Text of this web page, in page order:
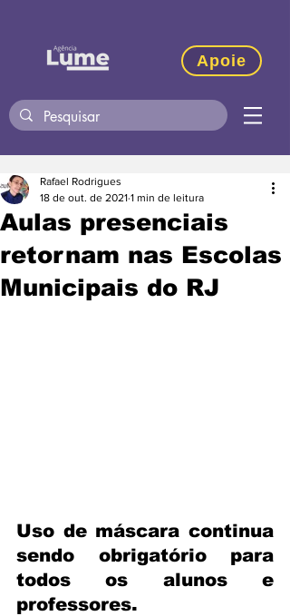
Apoie
Aulas presenciais
retornam nas Escolas
Municipais do RJ
Rafael Rodrigues
18 de out. de 2021 1 min de leitura
Uso de máscara continua
sendo obrigatório para
todos os alunos e
professores.